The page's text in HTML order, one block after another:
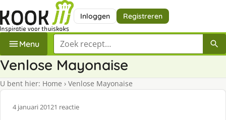
Inloggen Registreren
Menu Zoek een recept
Venlose Mayonaise
U bent hier: Home › Venlose Mayonaise
4 januari 20121 reactie